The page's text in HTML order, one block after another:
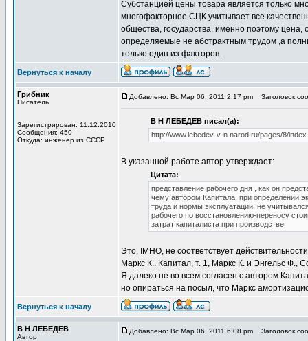
Субстанцией цены товара является только
многофакторное СЦК учитывает все
общества, государства, именно поэтому цена,
определяемые не абстрактным трудом ,а
только один из факторов.
Вернуться к началу
Грибник
Писатель
Зарегистрирован: 11.12.2010
Сообщения: 450
Откуда: инженер из СССР
Добавлено: Вс Мар 06, 2011 2:17 pm Заголовок
В Н ЛЕБЕДЕВ писал(а):
http://www.lebedev-v-n.narod.ru/pages/8/
В указанной работе автор утверждает:
Цитата:
представление рабочего дня , как он
чему автором Капитала, при определении
труда и нормы эксплуатации, не
рабочего по восстановлению-переносу
затрат капиталиста при производстве
Это, IMHO, не соответствует
Маркс К.. Капитал, т. 1, Маркс К. и Энгельс Ф.,
Я далеко не во всем согласен с автором
но опираться на посыл, что Маркс
Вернуться к началу
В Н ЛЕБЕДЕВ
Автор
Добавлено: Вс Мар 06, 2011 6:08 pm Заголовок